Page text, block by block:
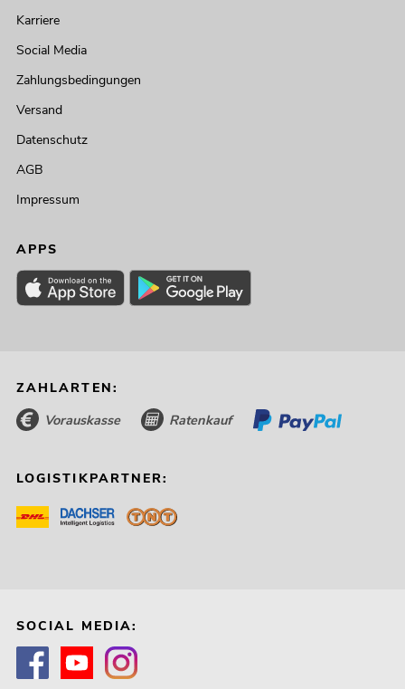
Karriere
Social Media
Zahlungsbedingungen
Versand
Datenschutz
AGB
Impressum
APPS
ZAHLARTEN:
Vorauskasse Ratenkauf
LOGISTIKPARTNER:
SOCIAL MEDIA: